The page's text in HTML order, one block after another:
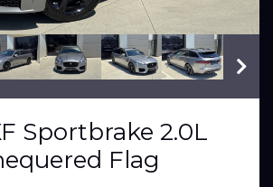
Sportbrake 2.0L
Flag